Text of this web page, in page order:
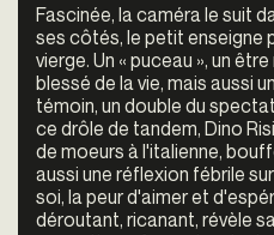
Fascinée, la caméra le suit
ses côtés, le petit enseigne
vierge. Un « puceau », un
blessé de la vie, mais aussi
témoin, un double du
ce drôle de tandem, Dino
de moeurs à l'italienne,
aussi une réflexion fébrile
soi, la peur d'aimer et
déroutant, ricanant, révèle